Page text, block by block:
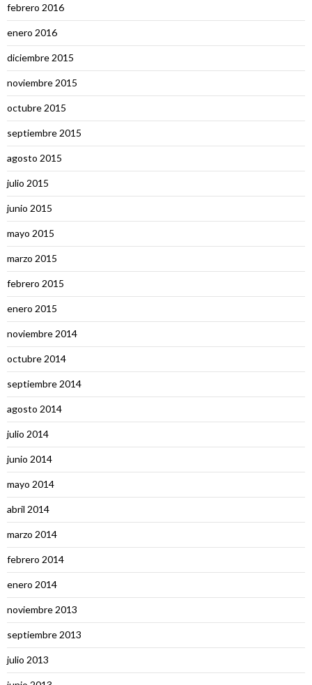
febrero 2016
enero 2016
diciembre 2015
noviembre 2015
octubre 2015
septiembre 2015
agosto 2015
julio 2015
junio 2015
mayo 2015
marzo 2015
febrero 2015
enero 2015
noviembre 2014
octubre 2014
septiembre 2014
agosto 2014
julio 2014
junio 2014
mayo 2014
abril 2014
marzo 2014
febrero 2014
enero 2014
noviembre 2013
septiembre 2013
julio 2013